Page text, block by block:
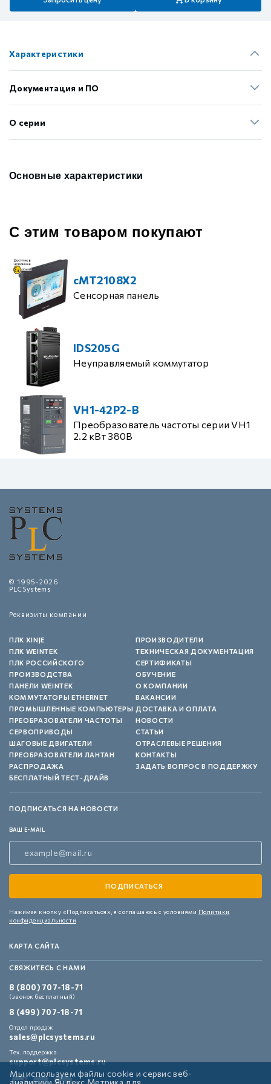
Характеристики
Документация и ПО
О серии
Основные характеристики
С этим товаром покупают
cMT2108X2
Сенсорная панель
IDS205G
Неуправляемый коммутатор
VH1-42P2-B
Преобразователь частоты серии VH1
2.2 кВт 380В
© 1995-2026
PLCSystems
Реквизиты компании
ПЛК XINJE
ПЛК WEINTEK
ПЛК РОССИЙСКОГО
ПРОИЗВОДСТВА
ПАНЕЛИ WEINTEK
КОММУТАТОРЫ ETHERNET
ПРОМЫШЛЕННЫЕ КОМПЬЮТЕРЫ
ПРЕОБРАЗОВАТЕЛИ ЧАСТОТЫ
СЕРВОПРИВОДЫ
ШАГОВЫЕ ДВИГАТЕЛИ
ПРЕОБРАЗОВАТЕЛИ ЛАНТАН
РАСПРОДАЖА
БЕСПЛАТНЫЙ ТЕСТ-ДРАЙВ
ПРОИЗВОДИТЕЛИ
ТЕХНИЧЕСКАЯ ДОКУМЕНТАЦИЯ
СЕРТИФИКАТЫ
ОБУЧЕНИЕ
О КОМПАНИИ
ВАКАНСИИ
ДОСТАВКА И ОПЛАТА
НОВОСТИ
СТАТЬИ
ОТРАСЛЕВЫЕ РЕШЕНИЯ
КОНТАКТЫ
ЗАДАТЬ ВОПРОС В ПОДДЕРЖКУ
ПОДПИСАТЬСЯ НА НОВОСТИ
ВАШ E-MAIL
Нажимая кнопку «Подписаться», я соглашаюсь с условиями Политики
конфиденциальности
КАРТА САЙТА
СВЯЖИТЕСЬ С НАМИ
8 (800) 707-18-71
(звонок бесплатный)
8 (499) 707-18-71
Отдел продаж
sales@plcsystems.ru
Тех. поддержка
support@plcsystems.ru
Мы используем файлы cookie и сервис веб-
аналитики Яндекс Метрика для